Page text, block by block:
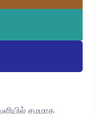
சமமாக